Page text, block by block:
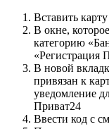
Вставить
В окне,
категорию
«Регистрация
В новой
привязан к
уведомление
Приват24
Ввести код с